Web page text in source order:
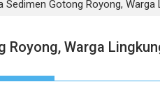
Sedimen Gotong Royong,
Royong, Warga